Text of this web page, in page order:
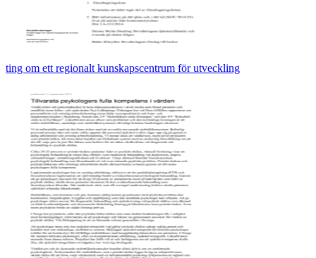
ting om ett regionalt kunskapscentrum för utveckling